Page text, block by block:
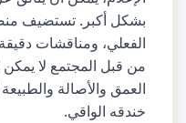
بشكل أكبر. تستضيف
الفعلي، ومناقشات
من قبل المجتمع لا
العمق والأصالة
خندقه الواقي.